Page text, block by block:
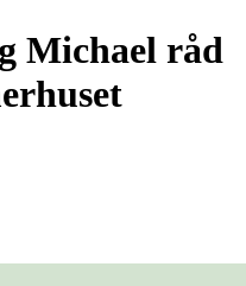
Michael råd